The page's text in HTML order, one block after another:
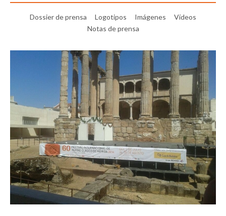
Dossier de prensa Logotipos Imágenes
Vídeos
Notas de prensa